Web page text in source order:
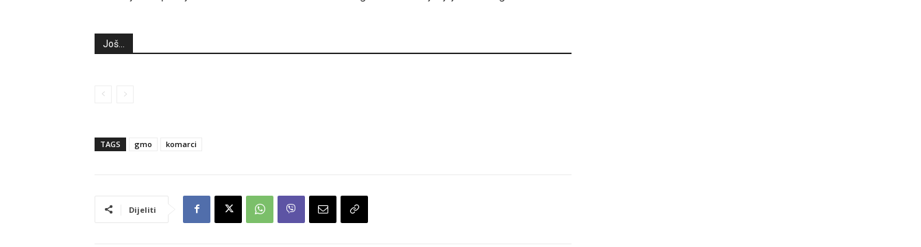
Još...
TAGS gmo komarci
Dijeliti